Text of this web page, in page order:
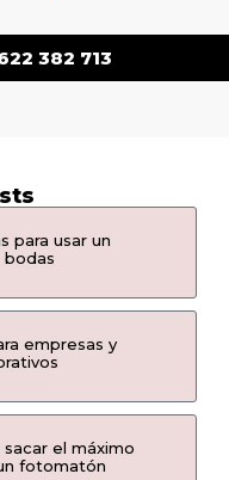
382 713
para usar un
empresas y
sacar el máximo
fotomatón